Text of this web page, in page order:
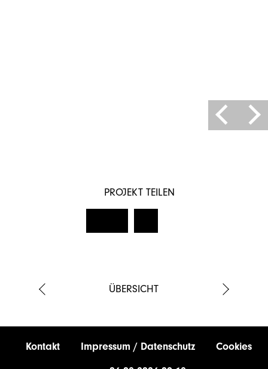
PROJEKT TEILEN
ÜBERSICHT
Kontakt Impressum / Datenschutz Cookies